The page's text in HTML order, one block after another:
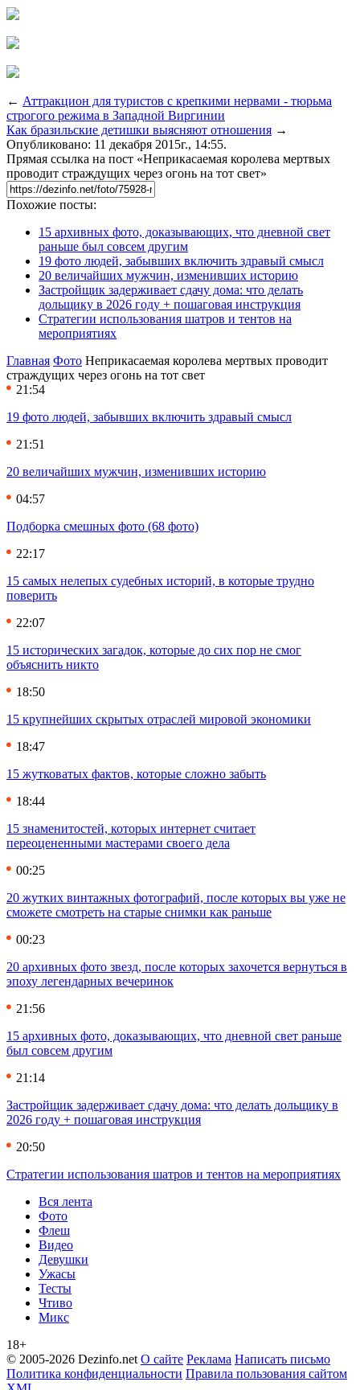
← Аттракцион для туристов с крепкими нервами - тюрьма
строгого режима в Западной Виргинии
Как бразильские детишки выясняют отношения →
Опубликовано: 11 декабря 2015г., 14:55.
Прямая ссылка на пост «Неприкасаемая королева мертвых
проводит страждущих через огонь на тот свет»
Похожие посты:
15 архивных фото, доказывающих, что дневной свет
раньше был совсем другим
19 фото людей, забывших включить здравый смысл
20 величайших мужчин, изменивших историю
Застройщик задерживает сдачу дома: что делать
дольщику в 2026 году + пошаговая инструкция
Стратегии использования шатров и тентов на
мероприятиях
Главная Фото Неприкасаемая королева мертвых проводит
страждущих через огонь на тот свет
21:54
19 фото людей, забывших включить здравый смысл
21:51
20 величайших мужчин, изменивших историю
04:57
Подборка смешных фото (68 фото)
22:17
15 самых нелепых судебных историй, в которые трудно
поверить
22:07
15 исторических загадок, которые до сих пор не смог
объяснить никто
18:50
15 крупнейших скрытых отраслей мировой экономики
18:47
15 жутковатых фактов, которые сложно забыть
18:44
15 знаменитостей, которых интернет считает
переоцененными мастерами своего дела
00:25
20 жутких винтажных фотографий, после которых вы уже не
сможете смотреть на старые снимки как раньше
00:23
20 архивных фото звезд, после которых захочется вернуться в
эпоху легендарных вечеринок
21:56
15 архивных фото, доказывающих, что дневной свет раньше
был совсем другим
21:14
Застройщик задерживает сдачу дома: что делать дольщику в
2026 году + пошаговая инструкция
20:50
Стратегии использования шатров и тентов на мероприятиях
Вся лента
Фото
Флеш
Видео
Девушки
Ужасы
Тесты
Чтиво
Микс
18+
© 2005-2026 Dezinfo.net О сайте Реклама Написать письмо
Политика конфиденциальности Правила пользования сайтом